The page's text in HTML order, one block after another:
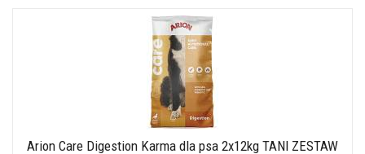
Arion Care Digestion Karma dla psa 2x12kg TANI ZESTAW